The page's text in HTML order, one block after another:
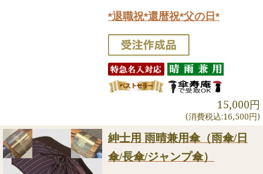
*退職祝*還暦祝*父の日*
15,000円
(消費税込:16,500円)
紳士用 雨晴兼用傘（雨傘/日
傘/長傘/ジャンプ傘）